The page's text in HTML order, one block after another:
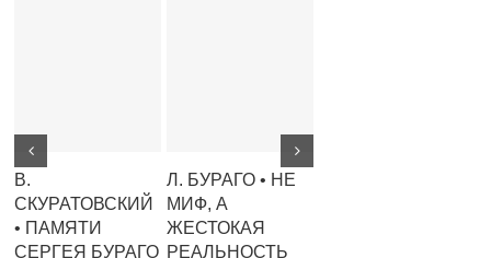
В.
СКУРАТОВСКИЙ
• ПАМЯТИ
СЕРГЕЯ БУРАГО
Л. БУРАГО • НЕ
МИФ, А
ЖЕСТОКАЯ
РЕАЛЬНОСТЬ